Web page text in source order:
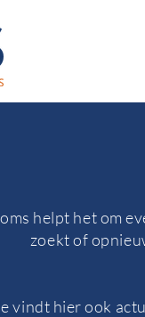
helpt het om
zoekt of
vindt hier ook